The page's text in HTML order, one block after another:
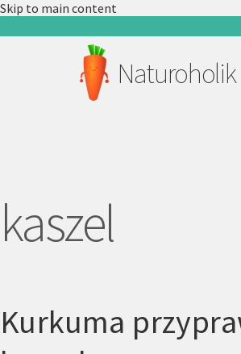
Skip to main content
Naturoholik
kaszel
Kurkuma